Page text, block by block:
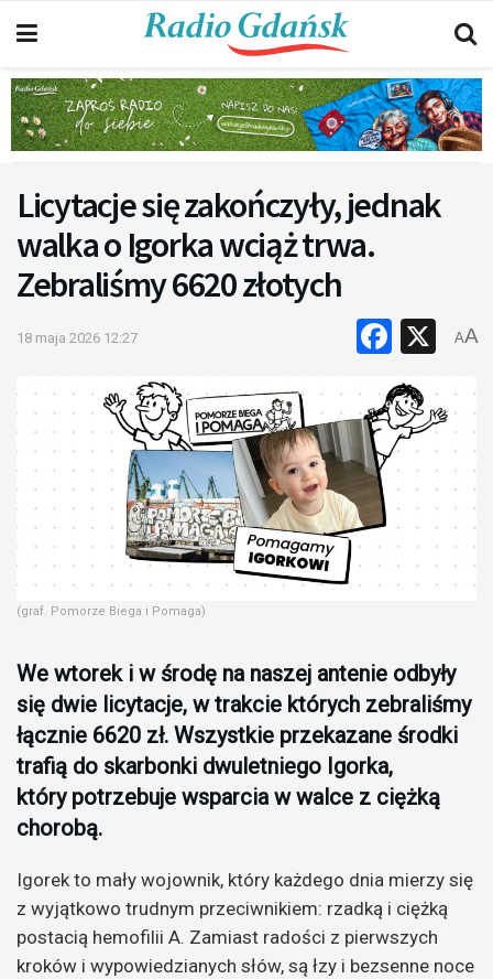
Licytacje się zakończyły, jednak
walka o Igorka wciąż trwa.
Zebraliśmy 6620 złotych
18 maja 2026 12:27 X
AA
(graf. Pomorze Biega i Pomaga)
We wtorek i w środę na naszej antenie odbyły
się dwie licytacje, w trakcie których zebraliśmy
łącznie 6620 zł. Wszystkie przekazane środki
trafią do skarbonki dwuletniego Igorka,
który potrzebuje wsparcia w walce z ciężką
chorobą.
Igorek to mały wojownik, który każdego dnia mierzy się
z wyjątkowo trudnym przeciwnikiem: rzadką i ciężką
postacią hemofilii A. Zamiast radości z pierwszych
kroków i wypowiedzianych słów, są łzy i bezsenne noce